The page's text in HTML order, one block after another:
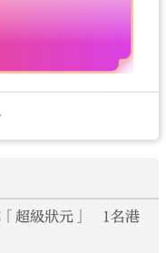
「超級狀元」 1名港